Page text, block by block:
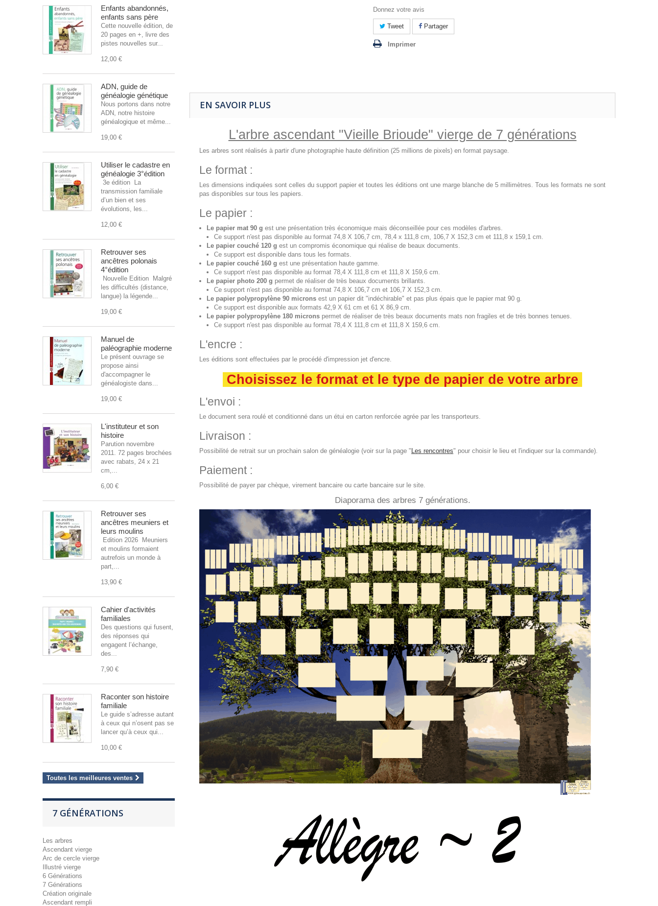
Enfants abandonnés,
enfants sans père
Cette nouvelle édition, de
20 pages en +, livre des
pistes nouvelles sur...
12,00 €
ADN, guide de
généalogie génétique
Nous portons dans notre
ADN, notre histoire
généalogique et même...
19,00 €
Utiliser le cadastre en
généalogie 3°édition
3e édition La
transmission familiale
d’un bien et ses
évolutions, les...
12,00 €
Retrouver ses
ancêtres polonais
4°édition
Nouvelle Edition Malgré
les difficultés (distance,
langue) la légende...
19,00 €
Manuel de
paléographie moderne
Le présent ouvrage se
propose ainsi
d'accompagner le
généalogiste dans...
19,00 €
L'instituteur et son
histoire
Parution novembre
2011. 72 pages brochées
avec rabats, 24 x 21
cm,...
6,00 €
Retrouver ses
ancêtres meuniers et
leurs moulins
Edition 2026 Meuniers
et moulins formaient
autrefois un monde à
part,...
13,90 €
Cahier d'activités
familiales
Des questions qui fusent,
des réponses qui
engagent l’échange,
des...
7,90 €
Raconter son histoire
familiale
Le guide s’adresse autant
à ceux qui n’osent pas se
lancer qu’à ceux qui...
10,00 €
Toutes les meilleures ventes
7 GÉNÉRATIONS
Les arbres
Ascendant vierge
Arc de cercle vierge
Illustré vierge
6 Générations
7 Générations
Création originale
Ascendant rempli
Donnez votre avis
Tweet Partager
Imprimer
EN SAVOIR PLUS
L'arbre ascendant "Vieille Brioude" vierge de 7 générations
Les arbres sont réalisés à partir d'une photographie haute définition (25 millions de pixels) en format paysage.
Le format :
Les dimensions indiquées sont celles du support papier et toutes les éditions ont une marge blanche de 5 millimètres. Tous les formats ne sont
pas disponibles sur tous les papiers.
Le papier :
Le papier mat 90 g est une présentation très économique mais déconseillée pour ces modèles d'arbres.
Ce support n'est pas disponible au format 74,8 X 106,7 cm, 78,4 x 111,8 cm, 106,7 X 152,3 cm et 111,8 x 159,1 cm.
Le papier couché 120 g est un compromis économique qui réalise de beaux documents.
Ce support est disponible dans tous les formats.
Le papier couché 160 g est une présentation haute gamme.
Ce support n'est pas disponible au format 78,4 X 111,8 cm et 111,8 X 159,6 cm.
Le papier photo 200 g permet de réaliser de très beaux documents brillants.
Ce support n'est pas disponible au format 74,8 X 106,7 cm et 106,7 X 152,3 cm.
Le papier polypropylène 90 microns est un papier dit "indéchirable" et pas plus épais que le papier mat 90 g.
Ce support est disponible aux formats 42,9 X 61 cm et 61 X 86,9 cm.
Le papier polypropylène 180 microns permet de réaliser de très beaux documents mats non fragiles et de très bonnes tenues.
Ce support n'est pas disponible au format 78,4 X 111,8 cm et 111,8 X 159,6 cm.
L'encre :
Les éditions sont effectuées par le procédé d'impression jet d'encre.
Choisissez le format et le type de papier de votre arbre
L'envoi :
Le document sera roulé et conditionné dans un étui en carton renforcée agrée par les transporteurs.
Livraison :
Possibilité de retrait sur un prochain salon de généalogie (voir sur la page " Les rencontres" pour choisir le lieu et l'indiquer sur la commande).
Paiement :
Possibilité de payer par chèque, virement bancaire ou carte bancaire sur le site.
Diaporama des arbres 7 générations.